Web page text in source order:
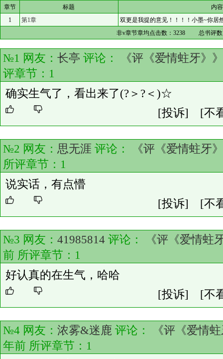
章节
标题
内
1
第1章
双更是我提的意见！！！！小墨~你
非v章节章均点击数： 3238 总书评数
№1 网友： 长亭 评论：
《评《爱情蛀牙》》
评章节： 1
确实生气了，看出来了(?＞?＜)☆
[投诉]
[不
№2 网友： 思无涯 评论：
《评《爱情蛀牙
所评章节： 1
说实话，有点懵
[投诉]
[不
№3 网友： 41985814 评论：
《评《爱情蛀
前 所评章节： 1
好认真的在生气，哈哈
[投诉]
[不
№4 网友： 浓雾&迷鹿 评论：
《评《爱情
年前 所评章节： 1